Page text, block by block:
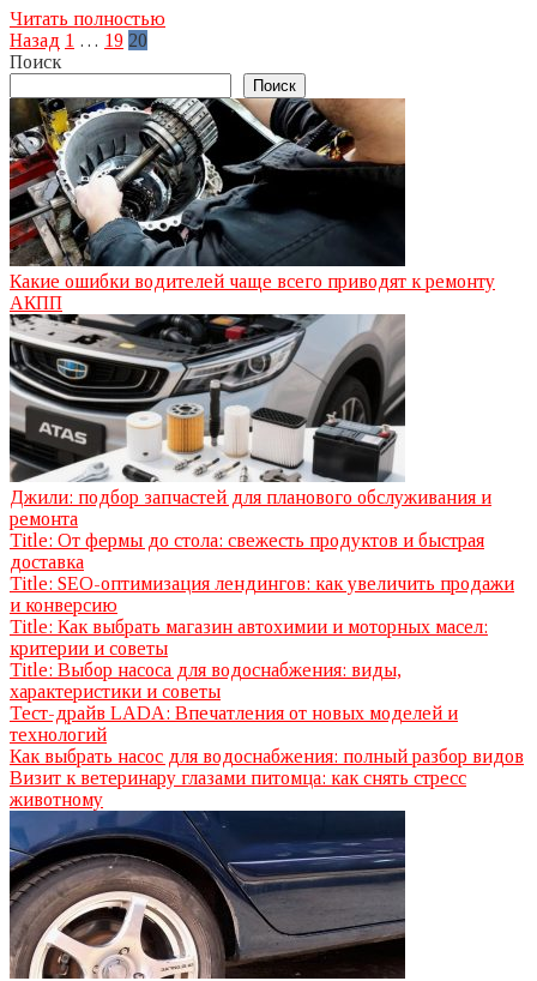
Читать полностью
Пагинация
записей
Назад 1 … 19 20
Поиск
Поиск
Какие ошибки водителей чаще всего приводят к ремонту
АКПП
Джили: подбор запчастей для планового обслуживания и
ремонта
Title: От фермы до стола: свежесть продуктов и быстрая
доставка
Title: SEO-оптимизация лендингов: как увеличить продажи
и конверсию
Title: Как выбрать магазин автохимии и моторных масел:
критерии и советы
Title: Выбор насоса для водоснабжения: виды,
характеристики и советы
Тест-драйв LADA: Впечатления от новых моделей и
технологий
Как выбрать насос для водоснабжения: полный разбор видов
Визит к ветеринару глазами питомца: как снять стресс
животному